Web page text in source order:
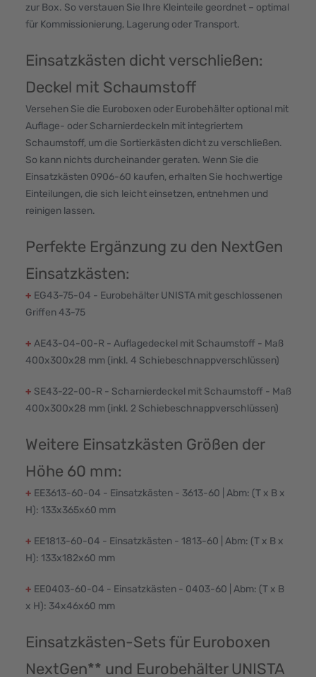
zur Box. So verstauen Sie Ihre Kleinteile geordnet – optimal
für Kommissionierung, Lagerung oder Transport.
Einsatzkästen dicht verschließen:
Deckel mit Schaumstoff
Versehen Sie die Euroboxen oder Eurobehälter optional mit
Auflage- oder Scharnierdeckeln mit integriertem
Schaumstoff, um die Sortierkästen dicht zu verschließen.
So kann nichts durcheinander geraten. Wenn Sie die
Einsatzkästen 0906-60 kaufen, erhalten Sie hochwertige
Einteilungen, die sich leicht einsetzen, entnehmen und
reinigen lassen.
Perfekte Ergänzung zu den NextGen
Einsatzkästen:
+ EG43-75-04 - Eurobehälter UNISTA mit geschlossenen
Griffen 43-75
+ AE43-04-00-R - Auflagedeckel mit Schaumstoff - Maß
400x300x28 mm (inkl. 4 Schiebeschnappverschlüssen)
+ SE43-22-00-R - Scharnierdeckel mit Schaumstoff - Maß
400x300x28 mm (inkl. 2 Schiebeschnappverschlüssen)
Weitere Einsatzkästen Größen der
Höhe 60 mm:
+ EE3613-60-04 - Einsatzkästen - 3613-60 | Abm: (T x B x
H): 133x365x60 mm
+ EE1813-60-04 - Einsatzkästen - 1813-60 | Abm: (T x B x
H): 133x182x60 mm
+ EE0403-60-04 - Einsatzkästen - 0403-60 | Abm: (T x B
x H): 34x46x60 mm
Einsatzkästen-Sets für Euroboxen
NextGen** und Eurobehälter UNISTA